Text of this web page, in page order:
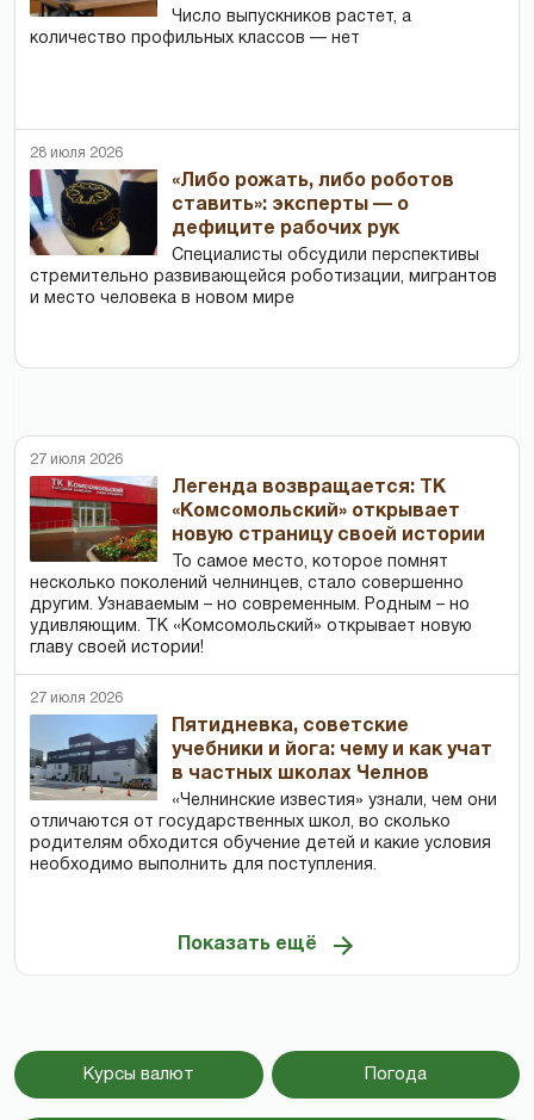
Число выпускников растет, а
количество профильных классов — нет
28 июля 2026
«Либо рожать, либо роботов
ставить»: эксперты — о
дефиците рабочих рук
Специалисты обсудили перспективы
стремительно развивающейся роботизации, мигрантов
и место человека в новом мире
27 июля 2026
Легенда возвращается: ТК
«Комсомольский» открывает
новую страницу своей истории
То самое место, которое помнят
несколько поколений челнинцев, стало совершенно
другим. Узнаваемым – но современным. Родным – но
удивляющим. ТК «Комсомольский» открывает новую
главу своей истории!
27 июля 2026
Пятидневка, советские
учебники и йога: чему и как учат
в частных школах Челнов
«Челнинские известия» узнали, чем они
отличаются от государственных школ, во сколько
родителям обходится обучение детей и какие условия
необходимо выполнить для поступления.
Показать ещё
Курсы валют Погода